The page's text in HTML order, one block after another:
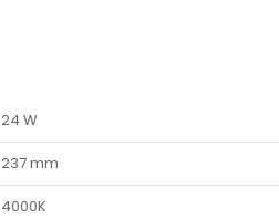
24 W
237 mm
4000K